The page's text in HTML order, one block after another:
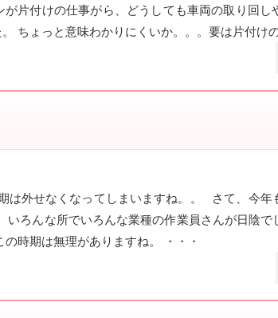
片付けの仕事がら、どうしても車両の取り回し
ちょっと意味わかりにくいか。。。要は片付け
は外せなくなってしまいますね。。 さて、今年
ろんな所でいろんな業種の作業員さんが日陰で
時期は無理がありますね。 ・・・